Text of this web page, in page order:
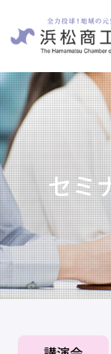
販路を開拓し
たい
人脈・ネット
経営について
ど）
創業、事業承
資金を調達し
補助金を活用
情報収集した
経営支援・
検定試験
セミナー・
浜松商工会
入会
セミ